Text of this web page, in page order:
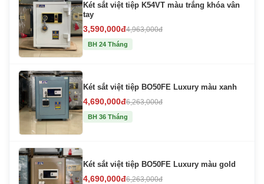
Két sắt việt tiệp K54VT màu trắng khóa vân
tay
3,590,000đ4,963,000đ
BH 24 Tháng
Két sắt việt tiệp BO50FE Luxury màu xanh
4,690,000đ6,263,000đ
BH 36 Tháng
Két sắt việt tiệp BO50FE Luxury màu gold
4,690,000đ6,263,000đ